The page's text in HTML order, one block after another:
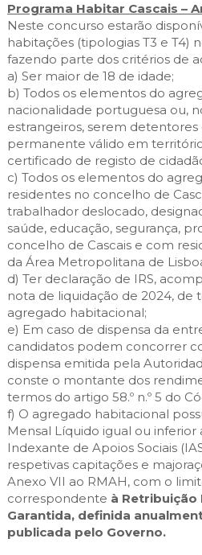
Programa Habitar Cascais –
Neste concurso estarão
habitações (tipologias T3 e T4)
fazendo parte dos critérios de
a) Ser maior de 18 de idade;
b) Todos os elementos do
nacionalidade portuguesa ou,
estrangeiros, serem
permanente válido em
certificado de registo de
c) Todos os elementos do
residentes no concelho de
trabalhador deslocado,
saúde, educação, segurança,
concelho de Cascais e com
da Área Metropolitana de
d) Ter declaração de IRS,
nota de liquidação de 2024, de
agregado habitacional;
e) Em caso de dispensa da
candidatos podem concorrer
dispensa emitida pela
conste o montante dos
termos do artigo 58.º n.º 5 do
f) O agregado habitacional
Mensal Líquido igual ou inferior
Indexante de Apoios Sociais
respetivas capitações e
Anexo VII ao RMAH, com o
correspondente à Retribuição
Garantida, definida
publicada pelo Governo.